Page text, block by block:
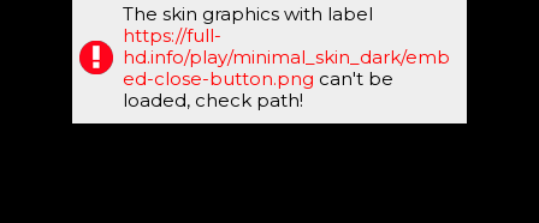
The skin graphics with label
https://full-
hd.info/play/minimal_skin_dark/emb
ed-close-button.png can't be
loaded, check path!